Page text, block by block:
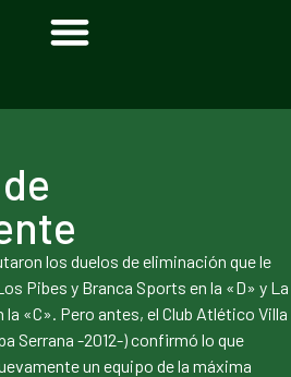
los duelos de eliminación que le
Pibes y Branca Sports en la «D» y La
«C». Pero antes, el Club Atlético Villa
Serrana -2012-) confirmó lo que
un equipo de la máxima